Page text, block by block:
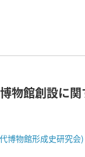
博物館創設
博物館形成史研究会)